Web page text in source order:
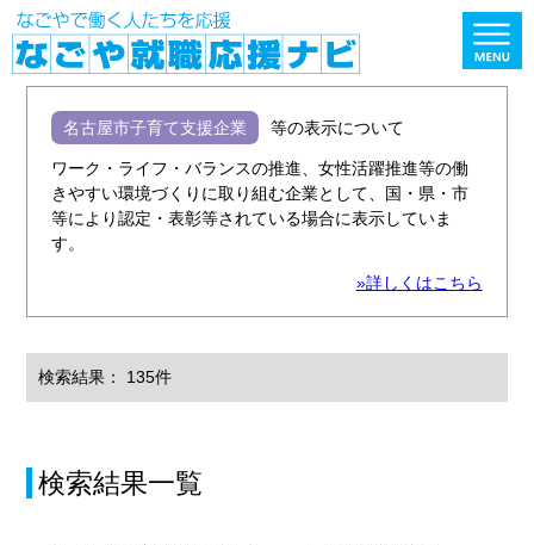
名古屋市子育て支援企業 等の表示について
ワーク・ライフ・バランスの推進、女性活躍推進等の働
きやすい環境づくりに取り組む企業として、国・県・市
等により認定・表彰等されている場合に表示していま
す。
»詳しくはこちら
検索結果： 135件
検索結果一覧